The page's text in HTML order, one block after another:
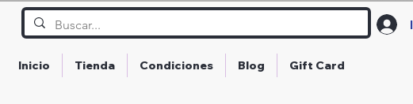
Inicio Tienda Condiciones Blog Gift Card